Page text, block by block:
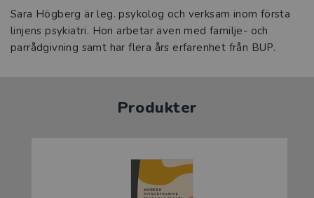
Sara Högberg är leg. psykolog och verksam inom första
linjens psykiatri. Hon arbetar även med familje- och
parrådgivning samt har flera års erfarenhet från BUP.
Produkter